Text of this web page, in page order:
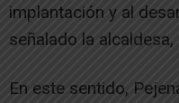
implantación y al
señalado la
En este sentido,